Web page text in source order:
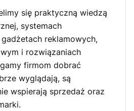
się praktyczną wiedzą
systemach
reklamowych,
i rozwiązaniach
firmom dobrać
wyglądają, są
wspierają sprzedaż oraz